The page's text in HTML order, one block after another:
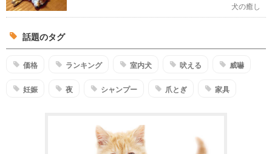
犬の癒し
話題のタグ
価格 ランキング 室内犬 吠える 威嚇
妊娠 夜 シャンプー 爪とぎ 家具